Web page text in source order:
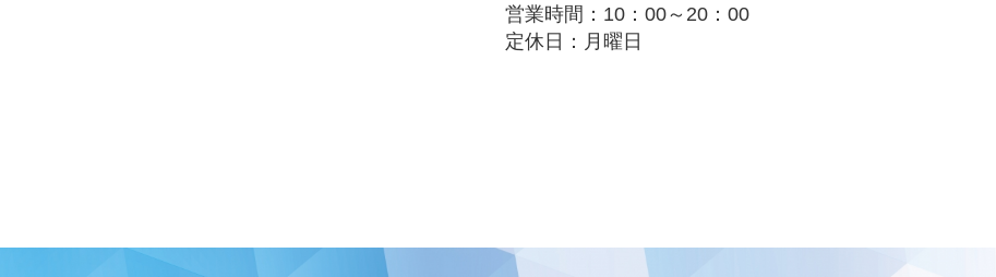
営業時間：10：00～20：00
定休日：月曜日